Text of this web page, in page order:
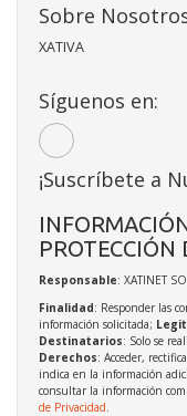
Sobre
XATIVA
Síguenos en:
¡Suscríbete a
PROTECCIÓN
Responsable: XATINET
Finalidad: Responder las
información solicitada;
Destinatarios: Solo se
Derechos: Acceder,
indica en la información
consultar la información
de Privacidad